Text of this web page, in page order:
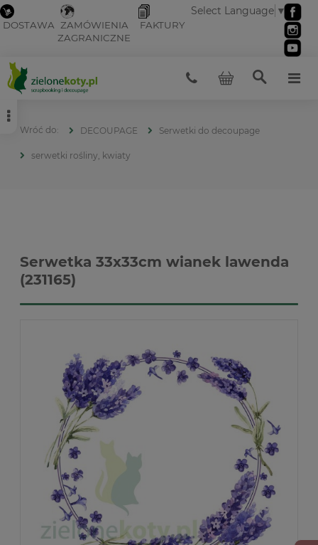
DOSTAWA ZAMÓWIENIA
ZAGRANICZNE
FAKTURY
Select Language ▼
DECOUPAGE Serwetki do decoupage
serwetki rośliny, kwiaty
Serwetka 33x33cm wianek lawenda
(231165)